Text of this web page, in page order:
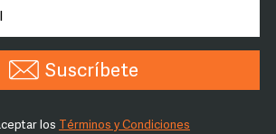
Suscríbete
los Términos y Condiciones